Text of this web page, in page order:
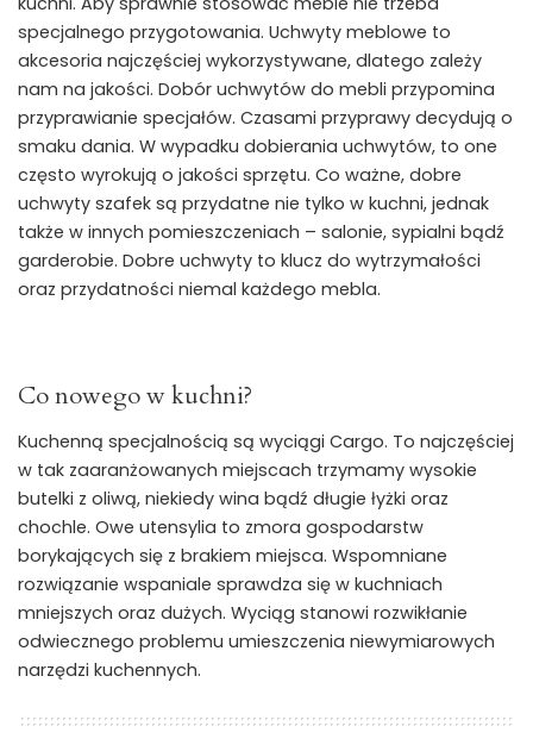
specjalnego przygotowania. Uchwyty meblowe to
akcesoria najczęściej wykorzystywane, dlatego zależy
nam na jakości. Dobór uchwytów do mebli przypomina
przyprawianie specjałów. Czasami przyprawy decydują o
smaku dania. W wypadku dobierania uchwytów, to one
często wyrokują o jakości sprzętu. Co ważne, dobre
uchwyty szafek są przydatne nie tylko w kuchni, jednak
także w innych pomieszczeniach – salonie, sypialni bądź
garderobie. Dobre uchwyty to klucz do wytrzymałości
oraz przydatności niemal każdego mebla.
Co nowego w kuchni?
Kuchenną specjalnością są wyciągi Cargo. To najczęściej
w tak zaaranżowanych miejscach trzymamy wysokie
butelki z oliwą, niekiedy wina bądź długie łyżki oraz
chochle. Owe utensylia to zmora gospodarstw
borykających się z brakiem miejsca. Wspomniane
rozwiązanie wspaniale sprawdza się w kuchniach
mniejszych oraz dużych. Wyciąg stanowi rozwikłanie
odwiecznego problemu umieszczenia niewymiarowych
narzędzi kuchennych.